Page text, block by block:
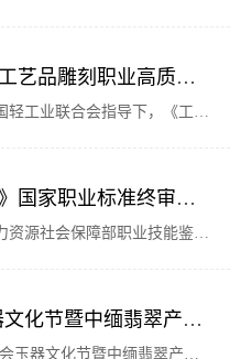
以高水平标准引领工艺品雕刻职业高质量发展 《工艺品雕刻工》国家职业标准终审会在京召开
轻工业联合会指导下，《工艺
《金属摆件制作工》国家职业标准终审会在京召开
资源社会保障部职业技能鉴定
》国家职业标准（以下简称
2023中国·四会玉器文化节暨中缅翡翠产业发展大会盛大开幕
玉器文化节暨中缅翡翠产业